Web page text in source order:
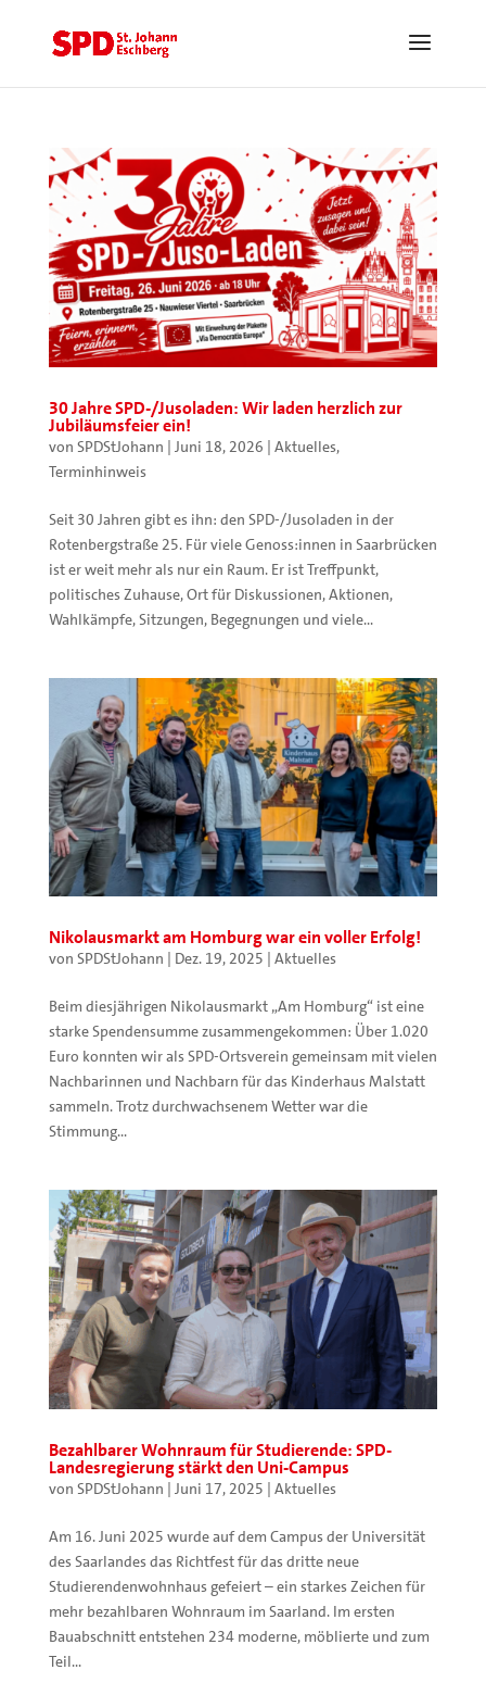
30 Jahre SPD-/Jusoladen: Wir laden herzlich zur
Jubiläumsfeier ein!
von SPDStJohann | Juni 18, 2026 | Aktuelles,
Terminhinweis
Seit 30 Jahren gibt es ihn: den SPD-/Jusoladen in der
Rotenbergstraße 25. Für viele Genoss:innen in Saarbrücken
ist er weit mehr als nur ein Raum. Er ist Treffpunkt,
politisches Zuhause, Ort für Diskussionen, Aktionen,
Wahlkämpfe, Sitzungen, Begegnungen und viele...
Nikolausmarkt am Homburg war ein voller Erfolg!
von SPDStJohann | Dez. 19, 2025 | Aktuelles
Beim diesjährigen Nikolausmarkt „Am Homburg“ ist eine
starke Spendensumme zusammengekommen: Über 1.020
Euro konnten wir als SPD-Ortsverein gemeinsam mit vielen
Nachbarinnen und Nachbarn für das Kinderhaus Malstatt
sammeln. Trotz durchwachsenem Wetter war die
Stimmung...
Bezahlbarer Wohnraum für Studierende: SPD-
Landesregierung stärkt den Uni-Campus
von SPDStJohann | Juni 17, 2025 | Aktuelles
Am 16. Juni 2025 wurde auf dem Campus der Universität
des Saarlandes das Richtfest für das dritte neue
Studierendenwohnhaus gefeiert – ein starkes Zeichen für
mehr bezahlbaren Wohnraum im Saarland. Im ersten
Bauabschnitt entstehen 234 moderne, möblierte und zum
Teil...